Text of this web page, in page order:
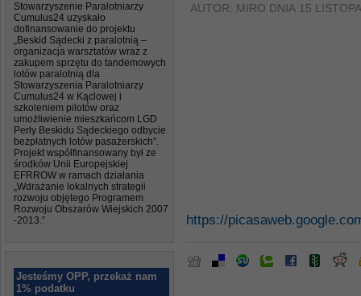
Stowarzyszenie Paralotniarzy
Cumulus24 uzyskało
dofinansowanie do projektu
„Beskid Sądecki z paralotnią –
organizacja warsztatów wraz z
zakupem sprzętu do tandemowych
lotów paralotnią dla
Stowarzyszenia Paralotniarzy
Cumulus24 w Kąclowej i
szkoleniem pilotów oraz
umożliwienie mieszkańcom LGD
Perły Beskidu Sądeckiego odbycie
bezpłatnych lotów pasażerskich”.
Projekt współfinansowany był ze
środków Unii Europejskiej
EFRROW w ramach działania
„Wdrażanie lokalnych strategii
rozwoju objętego Programem
Rozwoju Obszarów Wiejskich 2007
-2013.”
Jesteśmy OPP, przekaż nam
1% podatku
AUTOR: MIRO DNIA 15
https://